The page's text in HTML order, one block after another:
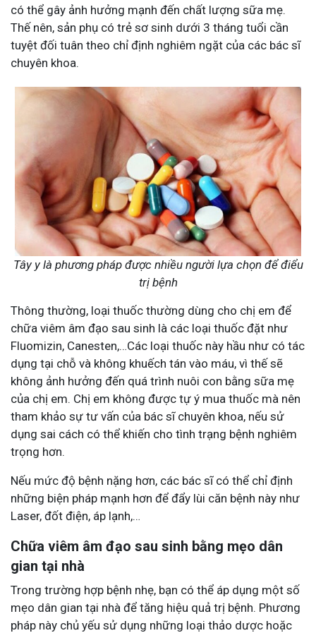
có thể gây ảnh hưởng mạnh đến chất lượng sữa mẹ.
Thế nên, sản phụ có trẻ sơ sinh dưới 3 tháng tuổi cần
tuyệt đối tuân theo chỉ định nghiêm ngặt của các bác sĩ
chuyên khoa.
Tây y là phương pháp được nhiều người lựa chọn để điểu
trị bệnh
Thông thường, loại thuốc thường dùng cho chị em để
chữa viêm âm đạo sau sinh là các loại thuốc đặt như
Fluomizin, Canesten,…Các loại thuốc này hầu như có tác
dụng tại chỗ và không khuếch tán vào máu, vì thế sẽ
không ảnh hưởng đến quá trình nuôi con bằng sữa mẹ
của chị em. Chị em không được tự ý mua thuốc mà nên
tham khảo sự tư vấn của bác sĩ chuyên khoa, nếu sử
dụng sai cách có thể khiến cho tình trạng bệnh nghiêm
trọng hơn.
Nếu mức độ bệnh nặng hơn, các bác sĩ có thể chỉ định
những biện pháp mạnh hơn để đẩy lùi căn bệnh này như
Laser, đốt điện, áp lạnh,…
Chữa viêm âm đạo sau sinh bằng mẹo dân
gian tại nhà
Trong trường hợp bệnh nhẹ, bạn có thể áp dụng một số
mẹo dân gian tại nhà để tăng hiệu quả trị bệnh. Phương
pháp này chủ yếu sử dụng những loại thảo dược hoặc